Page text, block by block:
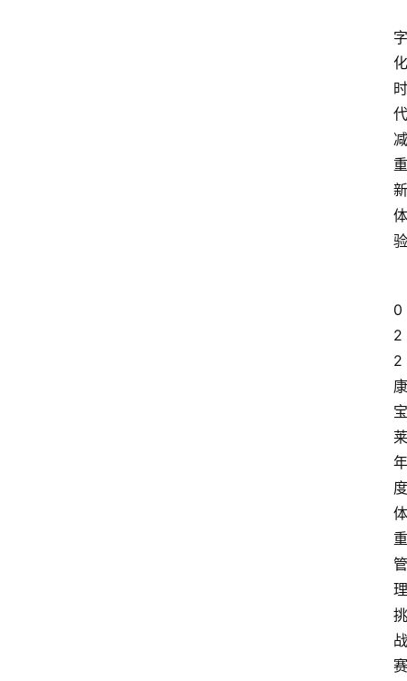
字
化
时
代
减
重
新
体
验
0
2
2
康
宝
莱
年
度
体
重
管
理
挑
战
赛